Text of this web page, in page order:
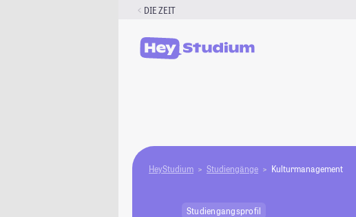
DIE ZEIT
HeyStudium Studiengänge Kulturmanagement
Studiengangsprofil